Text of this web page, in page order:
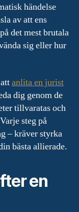
händelse
av att ens
det mest brutala
sig eller hur
anlita en jurist
dig genom de
tillvaratas och
steg på
– kräver styrka
bästa allierade.
en